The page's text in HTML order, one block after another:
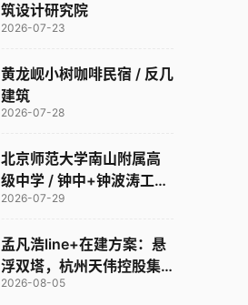
筑设计研究院
2026-07-23
黄龙岘小树咖啡民宿 / 反几
建筑
2026-07-28
北京师范大学南山附属高
级中学 / 钟中+钟波涛工作
室
2026-07-29
孟凡浩line+在建方案：悬
浮双塔，杭州天伟控股集
团总部
2026-08-05